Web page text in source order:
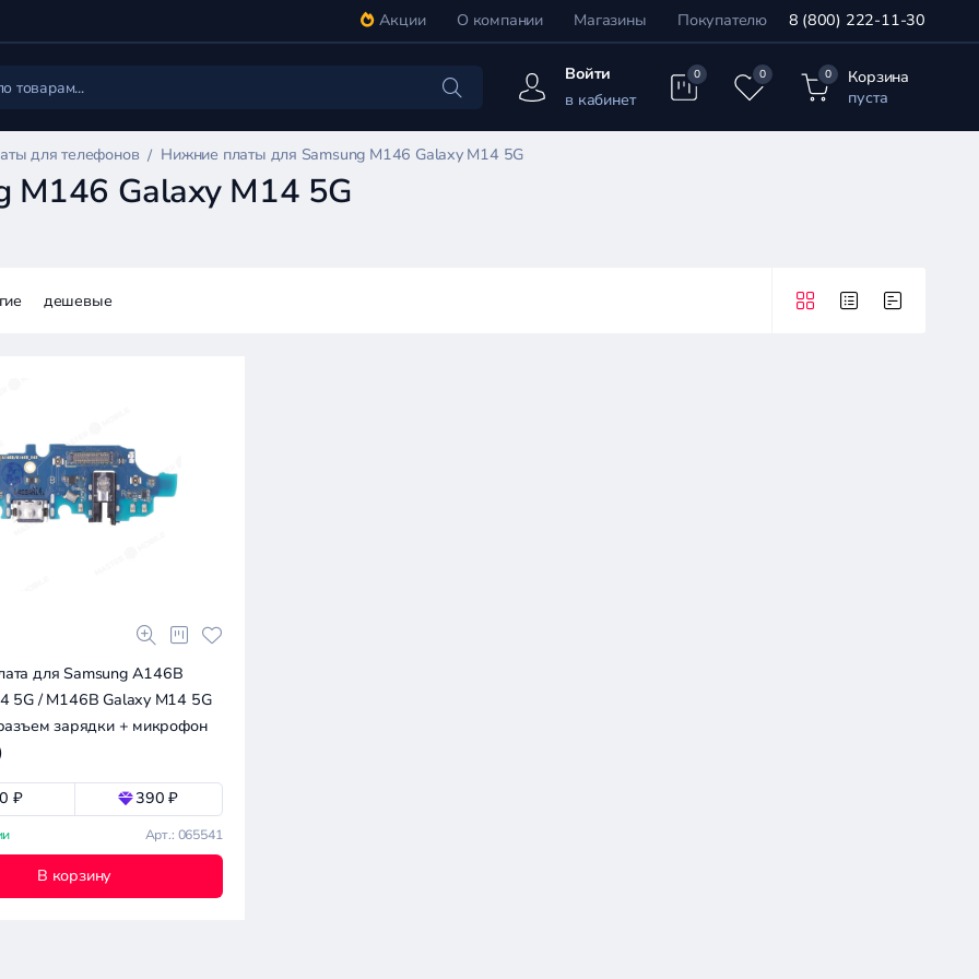
Акции О компании Магазины Покупателю 8 (800) 222-11-30
Войти
в кабинет
0 0 0
Корзина
пуста
для телефонов Нижние платы для Samsung M146 Galaxy M14 5G
M146 Galaxy M14 5G
дешевые
для Samsung A146B
5G / M146B Galaxy M14 5G
зарядки + микрофон
₽ 390 ₽
Арт.: 065541
В корзину